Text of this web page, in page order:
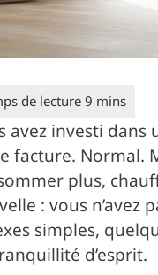
avez investi
facture. Normal.
plus,
: vous n’avez
simples,
d’esprit.